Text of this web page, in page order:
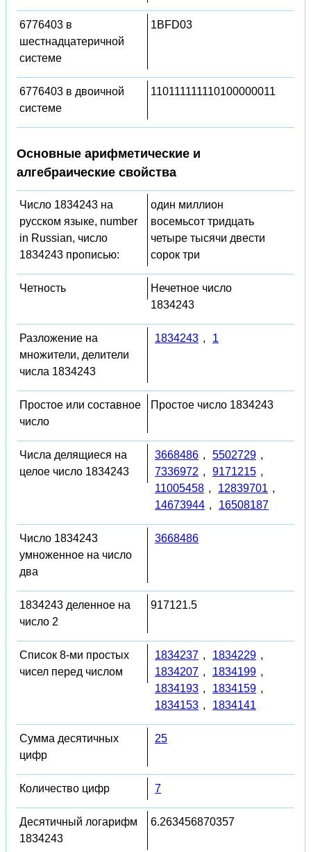
6776403 в
шестнадцатеричной
системе
1BFD03
6776403 в двоичной
системе
110111111110100000011
Основные арифметические и
алгебраические свойства
Число 1834243 на
русском языке, number
in Russian, число
1834243 прописью:
один миллион
восемьсот тридцать
четыре тысячи двести
сорок три
Четность
Нечетное число
1834243
Разложение на
множители, делители
числа 1834243
1834243 , 1
Простое или составное
число
Простое число 1834243
Числа делящиеся на
целое число 1834243
3668486 , 5502729 ,
7336972 , 9171215 ,
11005458 , 12839701 ,
14673944 , 16508187
Число 1834243
умноженное на число
два
3668486
1834243 деленное на
число 2
917121.5
Список 8-ми простых
чисел перед числом
1834237 , 1834229 ,
1834207 , 1834199 ,
1834193 , 1834159 ,
1834153 , 1834141
Сумма десятичных
цифр
25
Количество цифр 7
Десятичный логарифм
1834243
6.263456870357